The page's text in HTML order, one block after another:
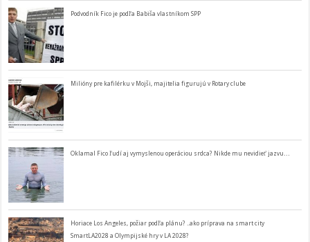
Podvodník Fico je podľa Babiša vlastníkom SPP
Milióny pre kafilérku v Mojši, majitelia figurujú v Rotary clube
Oklamal Fico ľudí aj vymyslenou operáciou srdca? Nikde mu nevidieť jazvu…
Horiace Los Angeles, požiar podľa plánu? ..ako príprava na smart city
SmartLA2028 a Olympijské hry v LA 2028?